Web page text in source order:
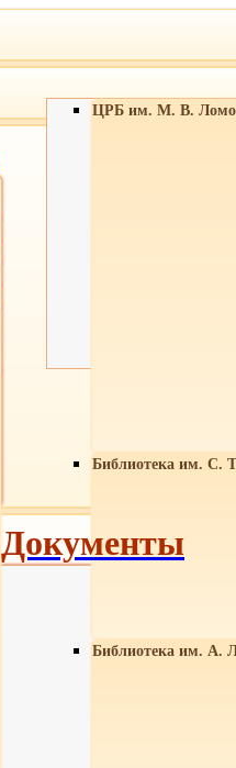
ЦРБ им. М. В.
Библиотека им. С.
Библиотека им. А.
Документы